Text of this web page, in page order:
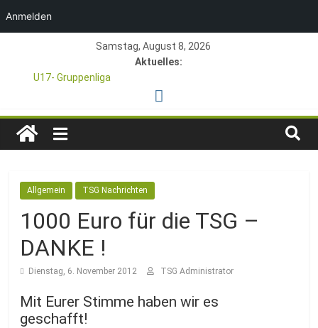
Anmelden
springen
Samstag, August 8, 2026
Aktuelles:
U17- Gruppenliga
*U17-Junioren steigen in die Gruppenliga auf*
1. Mai – Charity-Fußballturnier für Hobbymannschaften
Pfingstturnier 23. – 24.05.2026 – Restplätze noch frei
TSG
1846
e.V.
Mainz-
Kastel
Fussballabteilung
Allgemein TSG Nachrichten
1000 Euro für die TSG –
DANKE !
Dienstag, 6. November 2012 TSG Administrator
Mit Eurer Stimme haben wir es
geschafft!